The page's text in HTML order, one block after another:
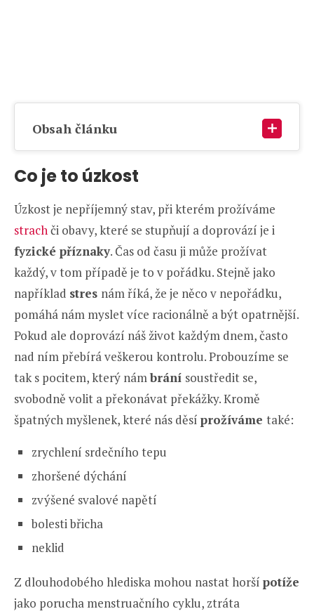
Obsah článku
Co je to úzkost
Úzkost je nepříjemný stav, při kterém prožíváme
strachči obavy, které se stupňují a doprovází je i
fyzické příznaky. Čas od času ji může prožívat
každý, v tom případě je to v pořádku. Stejně jako
například stres nám říká, že je něco v nepořádku,
pomáhá nám myslet více racionálně a být opatrnější.
Pokud ale doprovází náš život každým dnem, často
nad ním přebírá veškerou kontrolu. Probouzíme se
tak s pocitem, který námbrání soustředit se,
svobodně volit a překonávat překážky. Kromě
špatných myšlenek, které nás děsí prožíváme také:
zrychlení srdečního tepu
zhoršené dýchání
zvýšené svalové napětí
bolesti břicha
neklid
Z dlouhodobého hlediska mohou nastat horší potíže
jako porucha menstruačního cyklu, ztráta